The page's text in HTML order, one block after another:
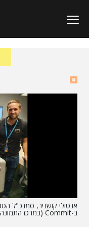
אנטולי קושניר, סמנכ"ל
ב-Commit (במרכז התמונה), והפתרון.